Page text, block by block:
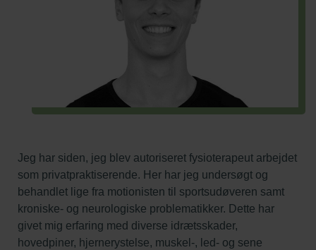
Jeg har siden, jeg blev autoriseret fysioterapeut arbejdet
som privatpraktiserende. Her har jeg undersøgt og
behandlet lige fra motionisten til sportsudøveren samt
kroniske- og neurologiske problematikker. Dette har
givet mig erfaring med diverse idrætsskader,
hovedpiner, hjernerystelse, muskel-, led- og sene